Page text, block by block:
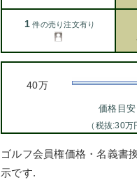
1 件の売り注文有り
40万
価格目
（税抜:30
ゴルフ会員権価格・名義書
示です.